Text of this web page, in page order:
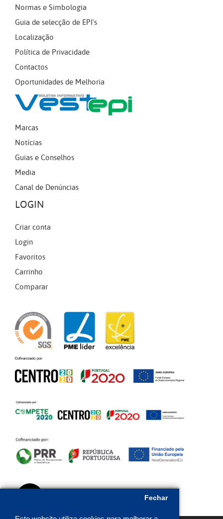
Fechar
Normas e Simbologia
Guia de selecção de EPI's
Localização
Política de Privacidade
Contactos
Oportunidades de Melhoria
Marcas
Notícias
Guias e Conselhos
Media
Canal de Denúncias
LOGIN
Criar conta
Login
Favoritos
Carrinho
Comparar